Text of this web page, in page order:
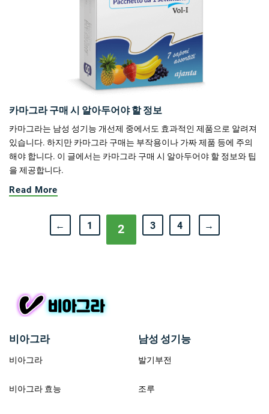
카마그라 구매 시 알아두어야 할 정보
카마그라는 남성 성기능 개선제 중에서도 효과적인 제품으로 알려져
있습니다. 하지만 카마그라 구매는 부작용이나 가짜 제품 등에 주의
해야 합니다. 이 글에서는 카마그라 구매 시 알아두어야 할 정보와 팁
을 제공합니다.
Read More
← 1 2 3 4 →
비아그라
비아그라
비아그라 효능
남성 성기능
발기부전
조루